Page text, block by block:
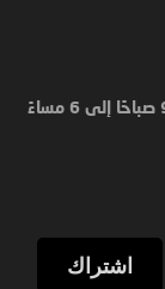
اشتراك